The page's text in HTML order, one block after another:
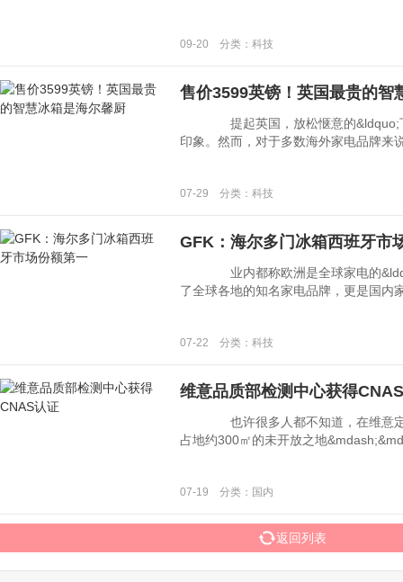
09-20 分类：科技
售价3599英镑！英国最贵的智
提起英国，放松惬意的&ldquo;下
印象。然而，对于多数海外家电品牌来
07-29 分类：科技
GFK：海尔多门冰箱西班牙市
业内都称欧洲是全球家电的
了全球各地的知名家电品牌，更是国内
07-22 分类：科技
维意品质部检测中心获得
也许很多人都不知道，在维意定
占地约300㎡的未开放之地
07-19 分类：国内
返回列表